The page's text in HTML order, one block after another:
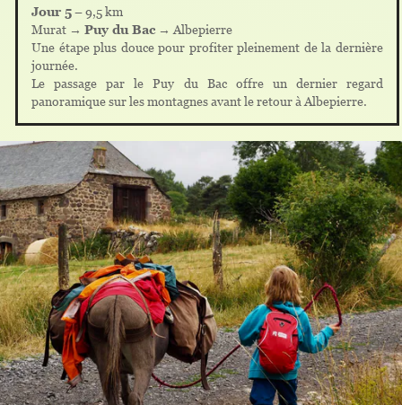
Jour 5– 9,5 km
Murat → Puy du Bac→ Albepierre
Une étape plus douce pour profiter pleinement de la dernière
journée.
Le passage par le Puy du Bac offre un dernier regard
panoramique sur les montagnes avant le retour à Albepierre.